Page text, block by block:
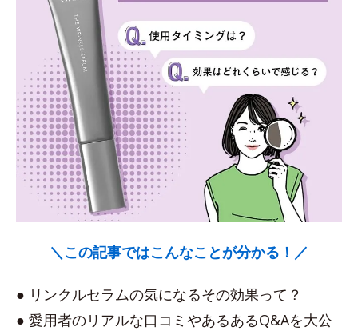
＼この記事ではこんなことが分かる！／
● リンクルセラムの気になるその効果って？
● 愛用者のリアルな口コミやあるあるQ&Aを大公